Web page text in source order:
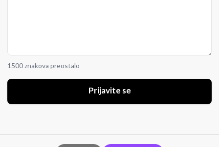
1500 znakova preostalo
Prijavite se